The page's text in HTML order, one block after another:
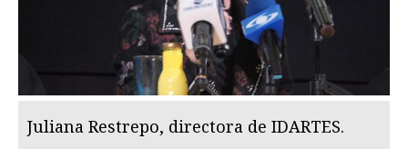
Juliana Restrepo, directora de IDARTES.